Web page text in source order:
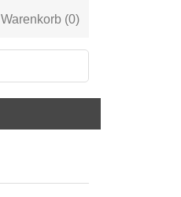
Warenkorb (0)